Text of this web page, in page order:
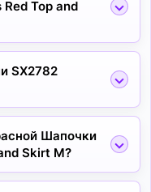
Top and
SX2782
Шапочки
Skirt M?